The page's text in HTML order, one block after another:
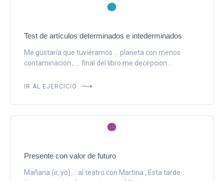
Test de artículos determinados e intederminados
Me gustaría que tuviéramos ... planeta con menos
contaminación., ... final del libro me decepcion...
IR AL EJERCICIO
Presente con valor de futuro
Mañana (ir, yo) ... al teatro con Martina., Esta tarde